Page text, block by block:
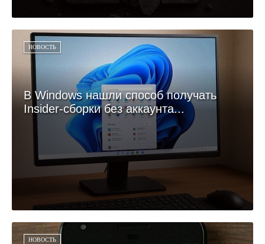
НОВОСТЬ
В Windows нашли способ получать
Insider-сборки без аккаунта...
НОВОСТЬ